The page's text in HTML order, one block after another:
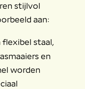
stijlvol
aan:
flexibel staal,
en
worden